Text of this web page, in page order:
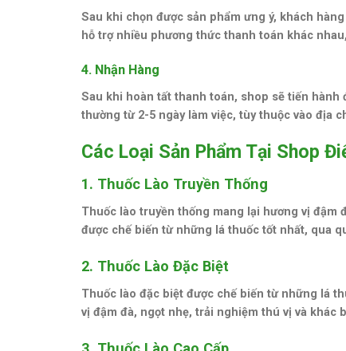
Sau khi chọn được sản phẩm ưng ý, khách
hỗ trợ nhiều phương thức thanh toán khác
4. Nhận Hàng
Sau khi hoàn tất thanh toán, shop sẽ tiến
thường từ 2-5 ngày làm việc, tùy thuộc vào địa
Các Loại Sản Phẩm Tại Shop
1. Thuốc Lào Truyền Thống
Thuốc lào truyền thống mang lại hương vị đậm
được chế biến từ những lá thuốc tốt nhất, qua
2. Thuốc Lào Đặc Biệt
Thuốc lào đặc biệt được chế biến từ những lá
vị đậm đà, ngọt nhẹ, trải nghiệm thú vị và khác